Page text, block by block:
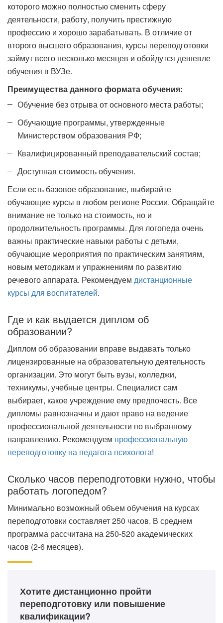
которого можно полностью сменить сферу
деятельности, работу, получить престижную
профессию и хорошо зарабатывать. В отличие от
второго высшего образования, курсы переподготовки
займут всего несколько месяцев и обойдутся дешевле
обучения в ВУЗе.
Преимущества данного формата обучения:
Обучение без отрыва от основного места работы;
Обучающие программы, утвержденные
Министерством образования РФ;
Квалифицированный преподавательский состав;
Доступная стоимость обучения.
Если есть базовое образование, выбирайте
обучающие курсы в любом регионе России. Обращайте
внимание не только на стоимость, но и
продолжительность программы. Для логопеда очень
важны практические навыки работы с детьми,
обучающие мероприятия по практическим занятиям,
новым методикам и упражнениям по развитию
речевого аппарата. Рекомендуем дистанционные
курсы для воспитателей.
Где и как выдается диплом об
образовании?
Диплом об образовании вправе выдавать только
лицензированные на образовательную деятельность
организации. Это могут быть вузы, колледжи,
техникумы, учебные центры. Специалист сам
выбирает, какое учреждение ему предпочесть. Все
дипломы равнозначны и дают право на ведение
профессиональной деятельности по выбранному
направлению. Рекомендуем профессиональную
переподготовку на педагога психолога!
Сколько часов переподготовки нужно, чтобы
работать логопедом?
Минимально возможный объем обучения на курсах
переподготовки составляет 250 часов. В среднем
программа рассчитана на 250-520 академических
часов (2-6 месяцев).
Хотите дистанционно пройти
переподготовку или повышение
квалификации?